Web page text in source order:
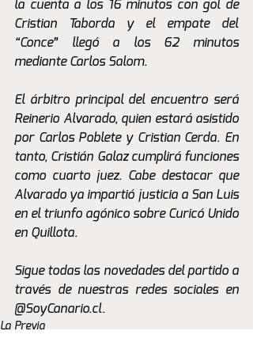
la cuenta a los 16 minutos con gol de
Cristian Taborda y el empate del
“Conce” llegó a los 62 minutos
mediante Carlos Salom.
El árbitro principal del encuentro será
Reinerio Alvarado, quien estará asistido
por Carlos Poblete y Cristian Cerda. En
tanto, Cristián Galaz cumplirá funciones
como cuarto juez. Cabe destacar que
Alvarado ya impartió justicia a San Luis
en el triunfo agónico sobre Curicó Unido
en Quillota.
Sigue todas las novedades del partido a
través de nuestras redes sociales en
@SoyCanario.cl.
La Previa